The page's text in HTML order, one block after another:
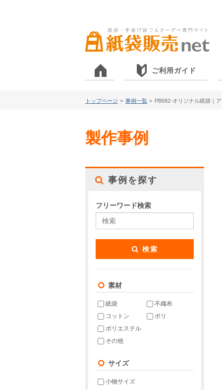
ご利用ガイド
トップページ > 事例一覧 > PB582-オリジナル紙袋｜
製作事例
事例を探す
フリーワード検索
検索
素材
紙袋
不織布
コットン
ポリ
ポリエステル
その他
サイズ
小物サイズ